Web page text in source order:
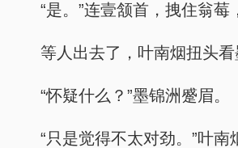
“是。”连壹颔首，拽住翁莓
等人出去了，叶南烟扭头
“怀疑什么？”墨锦洲蹙眉。
“只是觉得不太对劲。”叶